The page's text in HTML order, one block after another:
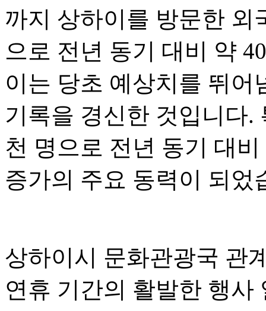
까지 상하이를 방문한 외
으로 전년 동기 대비 약
이는 당초 예상치를 뛰어
기록을 경신한 것입니다.
천 명으로 전년 동기 대
증가의 주요 동력이 되었
상하이시 문화관광국 관
연휴 기간의 활발한 행사